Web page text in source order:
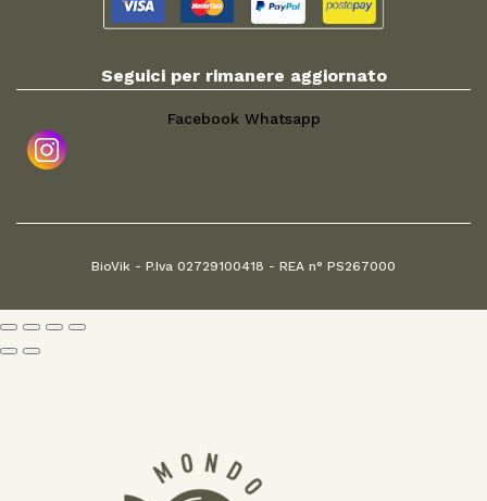
Seguici per rimanere aggiornato
Facebook Whatsapp
BioVik - P.Iva 02729100418 - REA n° PS267000